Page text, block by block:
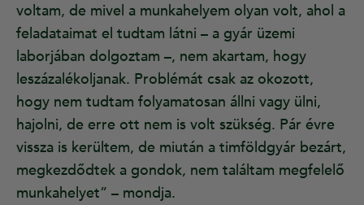
voltam, de mivel a munkahelyem olyan volt, ahol a
feladataimat el tudtam látni – a gyár üzemi
laborjában dolgoztam –, nem akartam, hogy
leszázalékoljanak. Problémát csak az okozott,
hogy nem tudtam folyamatosan állni vagy ülni,
hajolni, de erre ott nem is volt szükség. Pár évre
vissza is kerültem, de miután a timföldgyár bezárt,
megkezdődtek a gondok, nem találtam megfelelő
munkahelyet” – mondja.